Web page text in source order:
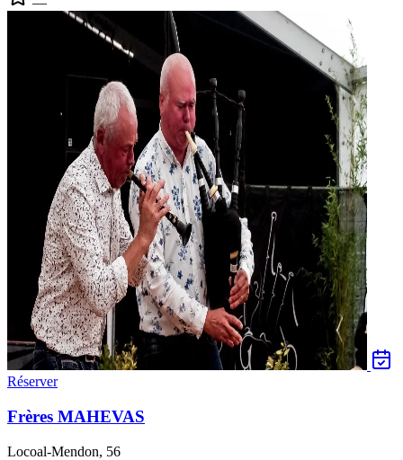
Réserver
Frères MAHEVAS
Locoal-Mendon, 56